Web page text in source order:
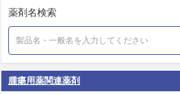
薬剤名検索
腫瘍用薬関連薬剤